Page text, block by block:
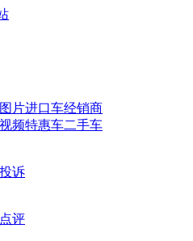
图片进口车经销商
视频特惠车二手车
诉
点评